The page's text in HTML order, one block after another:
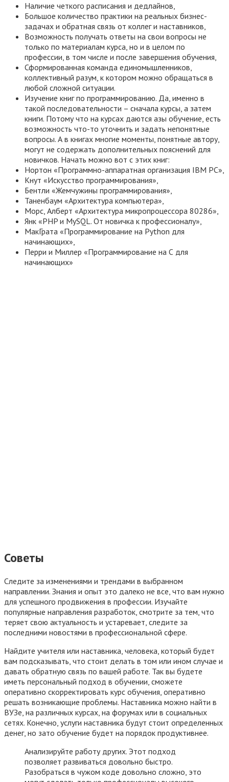
Наличие четкого расписания и дедлайнов,
Большое количество практики на реальных бизнес-
задачах и обратная связь от коллег и наставников,
Возможность получать ответы на свои вопросы не
только по материалам курса, но и в целом по
профессии, в том числе и после завершения обучения,
Сформированная команда единомышленников,
коллективный разум, к котором можно обращаться в
любой сложной ситуации.
Изучение книг по программированию. Да, именно в
такой последовательности – сначала курсы, а затем
книги. Потому что на курсах даются азы обучение, есть
возможность что-то уточнить и задать непонятные
вопросы. А в книгах многие моменты, понятные автору,
могут не содержать дополнительных пояснений для
новичков. Начать можно вот с этих книг:
Нортон «Программно-аппаратная организация IBM PC»,
Кнут «Искусство программирования»,
Бентли «Жемчужины программирования»,
Таненбаум «Архитектура компьютера»,
Морс, Алберт «Архитектура микропроцессора 80286»,
Янк «PHP и MySQL. От новичка к профессионалу»,
МакГрата «Программирование на Python для
начинающих»,
Перри и Миллер «Программирование на С для
начинающих»
Советы
Следите за изменениями и трендами в выбранном
направлении. Знания и опыт это далеко не все, что вам нужно
для успешного продвижения в профессии. Изучайте
популярные направления разработок, смотрите за тем, что
теряет свою актуальность и устаревает, следите за
последними новостями в профессиональной сфере.
Найдите учителя или наставника, человека, который будет
вам подсказывать, что стоит делать в том или ином случае и
давать обратную связь по вашей работе. Так вы будете
иметь персональный подход в обучении, сможете
оперативно скорректировать курс обучения, оперативно
решать возникающие проблемы. Наставника можно найти в
ВУЗе, на различных курсах, на форумах или в социальных
сетях. Конечно, услуги наставника будут стоит определенных
денег, но зато обучение будет на порядок продуктивнее.
Анализируйте работу других. Этот подход
позволяет развиваться довольно быстро.
Разобраться в чужом коде довольно сложно, это